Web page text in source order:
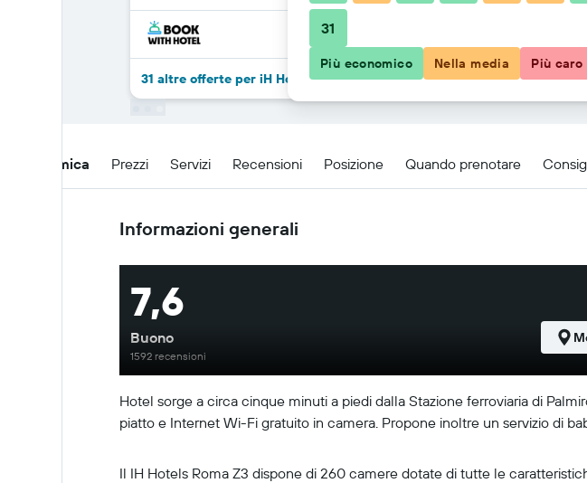
31 altre offerte per iH Hotels Roma Z3
Panoramica Prezzi Servizi Recensioni Posizione Quando prenotare
Informazioni generali
Hotel sorge a circa cinque minuti a piedi dalla Stazione ferroviaria di
piatto e Internet Wi-Fi gratuito in camera. Propone inoltre un servizio di
Il IH Hotels Roma Z3 dispone di 260 camere dotate di tutte le
7,6
Buono
1592 recensioni
31
Più economico Nella media Più caro